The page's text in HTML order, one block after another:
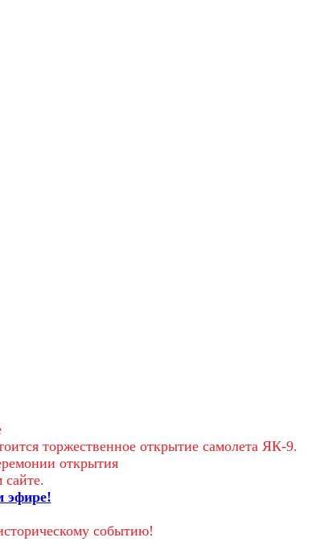
торжественное открытие самолета ЯК-9.
открытия
эфире!
событию!